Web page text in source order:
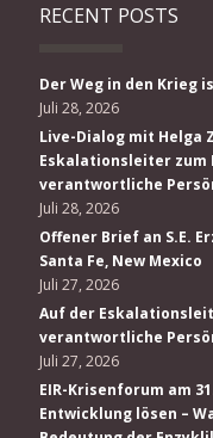
RECENT POSTS
Der Weg in den Krieg
Juli 28, 2026
Live-Dialog mit Helga
Eskalationsleiter zum
verantwortliche
Juli 28, 2026
Offener Brief an S.E.
Santa Fe, New Mexico
Juli 27, 2026
Auf der
verantwortliche
Juli 27, 2026
EIR-Krisenforum am
Entwicklung lösen –